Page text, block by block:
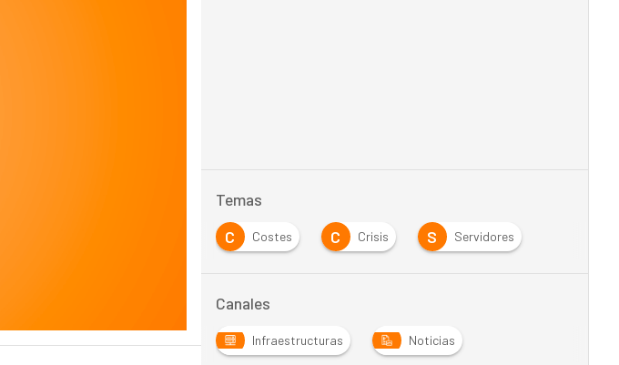
Temas
C
Costes C Crisis S Servidores
Canales
Infraestructuras Noticias